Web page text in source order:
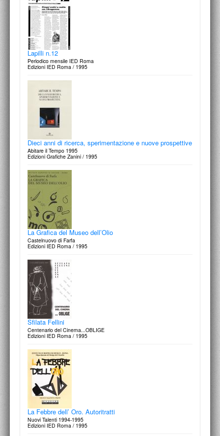
Lapilli n.12
Periodico mensile IED Roma
Edizioni IED Roma / 1995
Dieci anni di ricerca, sperimentazione e nuove prospettive
Abitare il Tempo 1995
Edizioni Grafiche Zanini / 1995
La Grafica del Museo dell’Olio
Castelnuovo di Farfa
Edizioni IED Roma / 1995
Sfilata Fellini
Centenario del Cinema...OBLIGE
Edizioni IED Roma / 1995
La Febbre dell’ Oro. Autoritratti
Nuovi Talenti 1994-1995
Edizioni IED Roma / 1995